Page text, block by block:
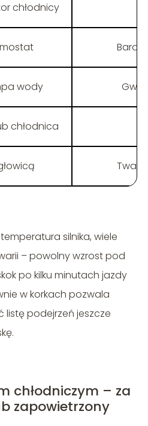
chłodnicy
wody
chłodnica
silnika, wiele
– powolny wzrost pod
po kilku minutach jazdy
w korkach pozwala
listę podejrzeń jeszcze
chłodniczym – za
zapowietrzony